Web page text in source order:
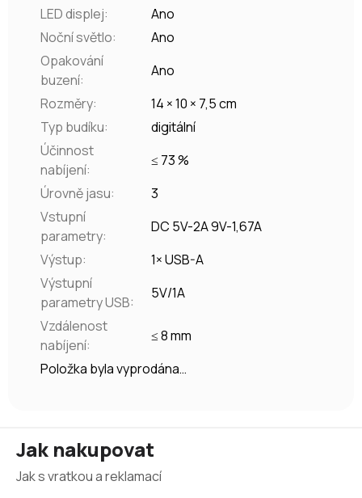
LED displej:
Ano
Noční světlo:
Ano
Opakování
buzení:
Ano
Rozměry:
14 × 10 × 7,5 cm
Typ budíku:
digitální
Účinnost
nabíjení:
≤ 73 %
Úrovně jasu:
3
Vstupní
parametry:
DC 5V-2A 9V-1,67A
Výstup:
1× USB-A
Výstupní
parametry USB:
5V/1A
Vzdálenost
nabíjení:
≤ 8 mm
Položka byla vyprodána…
Jak nakupovat
Jak s vratkou a reklamací